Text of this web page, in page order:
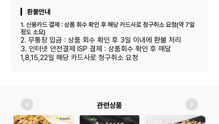
환불안내
1. 신용카드 결제 : 상품 회수 확인 후 해당 카드사로 청구취소 요청(약 7일
정도 소요)
2. 무통장 입금 : 상품 회수 확인 후 3일 이내에 환불 처리
3. 인터넷 안전결제 ISP 결제 : 상품회수 확인 후 매달
1,8,15,22일 해당 카드사로 청구취소 요청
관련상품